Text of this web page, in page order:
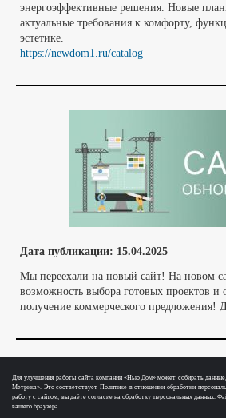
энергоэффективные решения. Новые
актуальные требования к комфорту,
эстетике.
https://newdom1.ru/catalog
Дата публикации: 15.04.2025
Мы переехали на новый сайт! На новом
возможность выбора готовых проектов и
получение коммерческого предложения!
Для улучшения работы сайта компании «Нью Дом» может собирать
Метрика». Это соответствует Политике в отношении обработки
работу с сайтом, вы даёте согласие на обработку персональных данных.
вашего браузера.